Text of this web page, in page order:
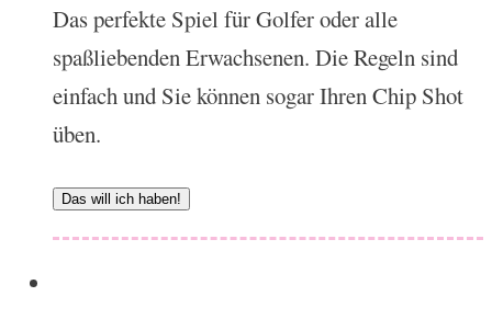
Das perfekte Spiel für Golfer oder alle
spaßliebenden Erwachsenen. Die Regeln sind
einfach und Sie können sogar Ihren Chip Shot
üben.
Das will ich haben!